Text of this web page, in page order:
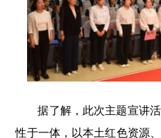
据了解，此次主题宣讲
性于一体，以本土红色资源